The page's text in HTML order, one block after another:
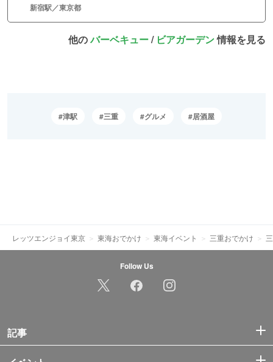
新宿駅／東京都
他のバーベキュー/ ビアガーデン情報を見る
津駅 三重 グルメ 居酒屋
レッツエンジョイ東京 東海おでかけ 東海イベント 三重おでかけ
Follow Us
記事